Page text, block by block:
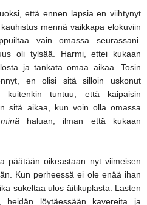
että ennen lapsia en viihtynyt
mennä vaikkapa elokuviin
vain omassa seurassani.
oli tylsää. Harmi, ettei kukaan
ja tankata omaa aikaa. Tosin
en olisi sitä silloin uskonut
kuitenkin tuntuu, että kaipaisin
sitä aikaa, kun voin olla omassa
minähaluan, ilman että kukaan
päätään oikeastaan nyt viimeisen
Kun perheessä ei ole enää ihan
sukeltaa ulos äitikuplasta. Lasten
heidän löytäessään kavereita ja